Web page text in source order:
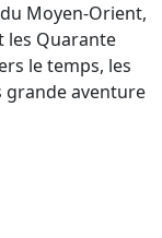
Moyen-Orient,
les Quarante
le temps, les
grande aventure